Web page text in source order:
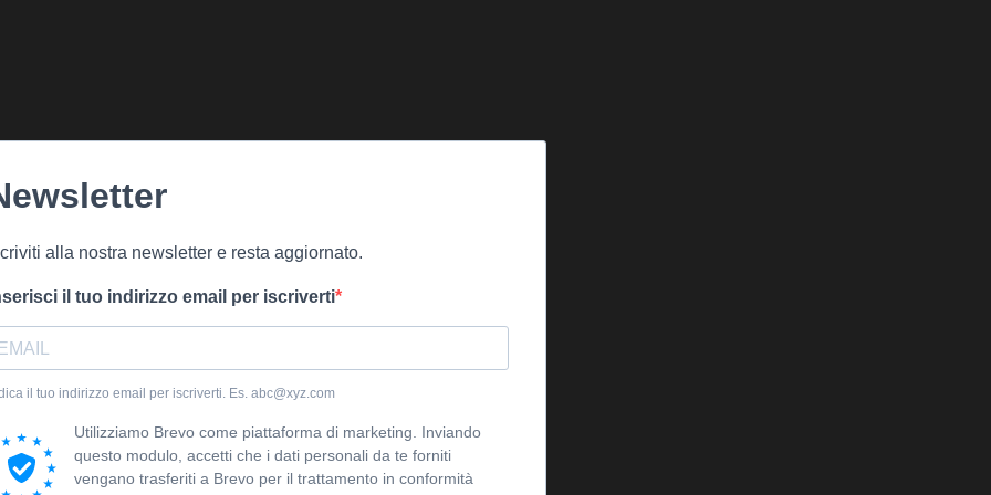
alla nostra newsletter e resta aggiornato.
il tuo indirizzo email per iscriverti
il tuo indirizzo email per iscriverti. Es. abc@xyz.com
Utilizziamo Brevo come piattaforma di marketing. Inviando
questo modulo, accetti che i dati personali da te forniti
vengano trasferiti a Brevo per il trattamento in conformità